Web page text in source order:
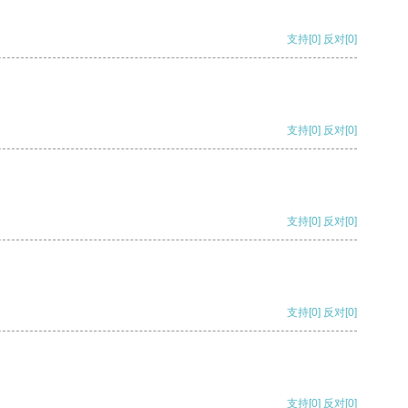
支持[0] 反对[0]
支持[0] 反对[0]
支持[0] 反对[0]
支持[0] 反对[0]
支持[0] 反对[0]